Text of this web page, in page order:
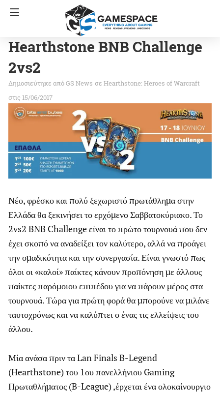
Hearthstone BNB Challenge
2vs2
GS News σε Hearthstone: Heroes of Warcraft
στις 15/06/2017
Νέο, φρέσκο και πολύ ξεχωριστό πρωτάθλημα στην
Ελλάδα θα ξεκινήσει το ερχόμενο Σαββατοκύριακο. Το
2vs2 BNB Challenge είναι το πρώτο τουρνουά που δεν
έχει σκοπό να αναδείξει τον καλύτερο, αλλά να προάγει
την ομαδικότητα και την συνεργασία. Είναι γνωστό πως
όλοι οι «καλοί» παίκτες κάνουν προπόνηση με άλλους
παίκτες παρόμοιου επιπέδου για να πάρουν μέρος στα
τουρνουά. Τώρα για πρώτη φορά θα μπορούνε να μιλάνε
ταυτοχρόνως και να καλύπτει ο ένας τις ελλείψεις του
άλλου.
Μία ανάσα πριν τα Lan Finals B-Legend
(Hearthstone) του 1ου πανελλήνιου Gaming
Πρωταθλήματος (B-League) ,έρχεται ένα ολοκαίνουργιο